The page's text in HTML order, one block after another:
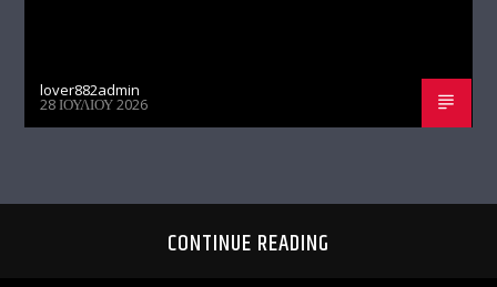
lover882admin
28 ΙΟΥΛΊΟΥ 2026
CONTINUE READING